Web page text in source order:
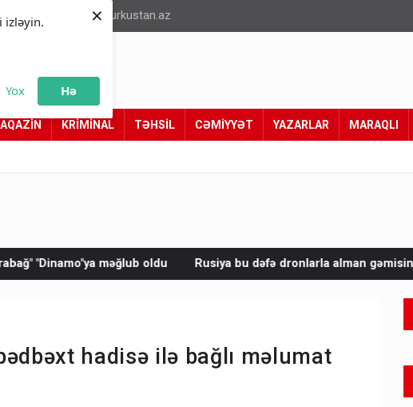
izləyin.
Yox Hə
×
94 05 info@turkustan.az
KRİMİNAL TƏHSİL CƏMİYYƏT YAZARLAR MARAQLI
oldu Rusiya bu dəfə dronlarla alman gəmisini vurdu Avropada
hadisə ilə bağlı məlumat